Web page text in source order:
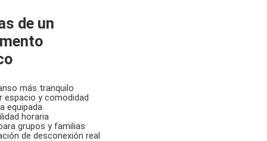
de un
más tranquilo
espacio y comodidad
equipada
horaria
grupos y familias
de desconexión real